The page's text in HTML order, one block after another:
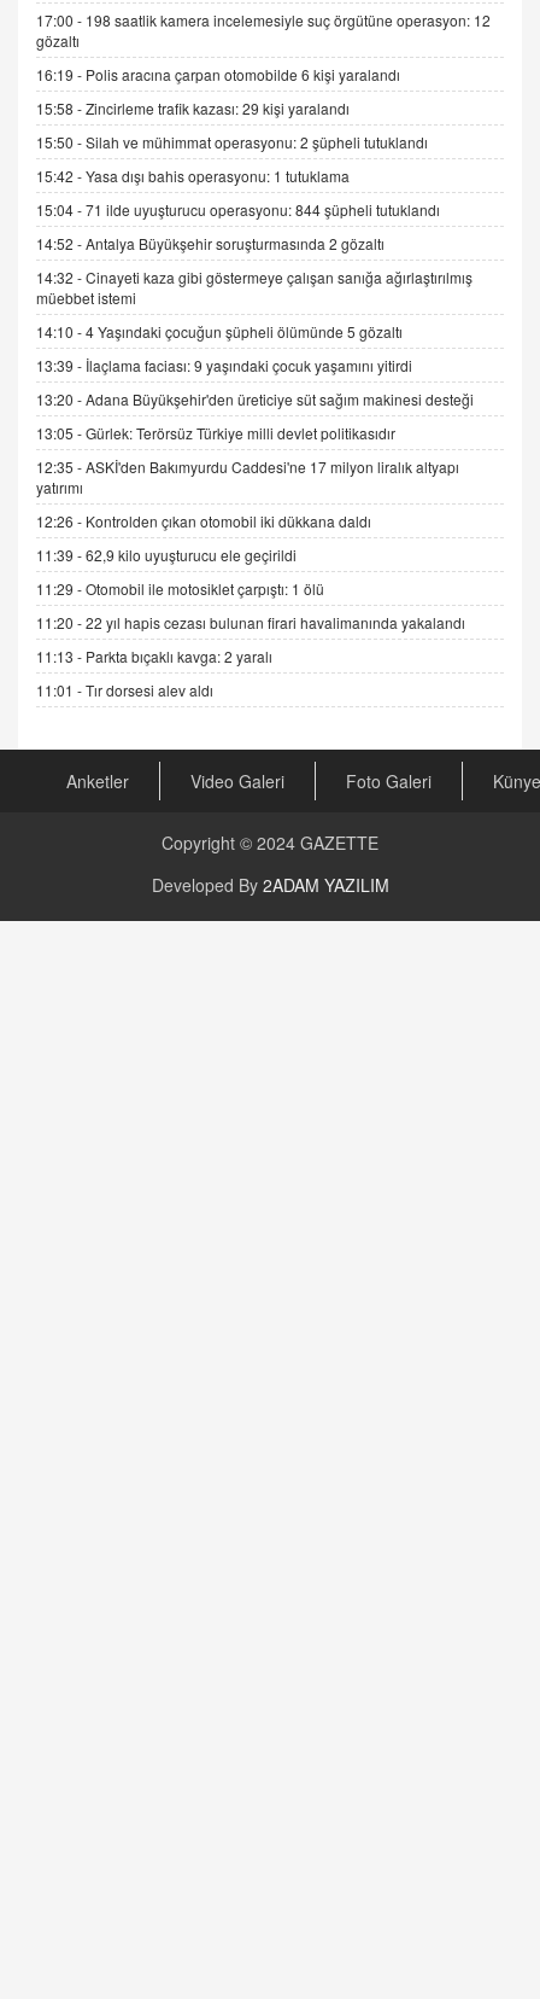
AV. DOĞAN CAN DOĞAN
Kişisel verilerin korunması ve dijital hukukun
gelişimi
15.09.2025 16:17
SEHER EREK
Kış Ayları Geldi, Hangi Önlemler Alınmalı?
9.12.2025 10:11
İNCİ GÜL AKÖL
Trump Keşke Adana'yı da Ziyaret Etse...
06.07.2026 13:00
ADEM AKÖL
Esed Destekçilerinin Yüzüne Vurulan Şamar:
Sednaya
DR. EKREM ASLAN
Gerçek Ne, Algı Ne? "Beraber Yürüyoruz"
Cümlesinin Peşinden
19.07.2025 12:45
GÖNÜL MENEKŞE
Şifacının Yolu
04.11.2025 12:56
AV. RÜMEYSA ÖZKALE
Kira Uyuşmazlıklarında Dava Açmadan Önce
Arabulucuya Başvuru Şartı
23.09.2023 16:30
CAN UĞURATEŞ
Değişen yapısıyla Suriye
17:00 - 198 saatlik kamera incelemesiyle suç örgütüne operasyon: 12
gözaltı
16:19 - Polis aracına çarpan otomobilde 6 kişi yaralandı
15:58 -Zincirleme trafik kazası: 29 kişi yaralandı
15:50 -Silah ve mühimmat operasyonu: 2 şüpheli tutuklandı
15:42 -Yasa dışı bahis operasyonu: 1 tutuklama
15:04 -71 ilde uyuşturucu operasyonu: 844 şüpheli tutuklandı
14:52 -Antalya Büyükşehir soruşturmasında 2 gözaltı
14:32 -Cinayeti kaza gibi göstermeye çalışan sanığa ağırlaştırılmış
müebbet istemi
14:10 -4 Yaşındaki çocuğun şüpheli ölümünde 5 gözaltı
13:39 - İlaçlama faciası: 9 yaşındaki çocuk yaşamını yitirdi
13:20 -Adana Büyükşehir'den üreticiye süt sağım makinesi desteği
13:05 -Gürlek: Terörsüz Türkiye milli devlet politikasıdır
12:35 -ASKİ'den Bakımyurdu Caddesi'ne 17 milyon liralık altyapı
yatırımı
12:26 - Kontrolden çıkan otomobil iki dükkana daldı
11:39 -62,9 kilo uyuşturucu ele geçirildi
11:29 -Otomobil ile motosiklet çarpıştı: 1 ölü
11:20 -22 yıl hapis cezası bulunan firari havalimanında yakalandı
11:13 - Parkta bıçaklı kavga: 2 yaralı
11:01 -Tır dorsesi alev aldı
Anketler Video Galeri Foto Galeri Künye
Copyright © 2024 GAZETTE
Developed By 2ADAM YAZILIM